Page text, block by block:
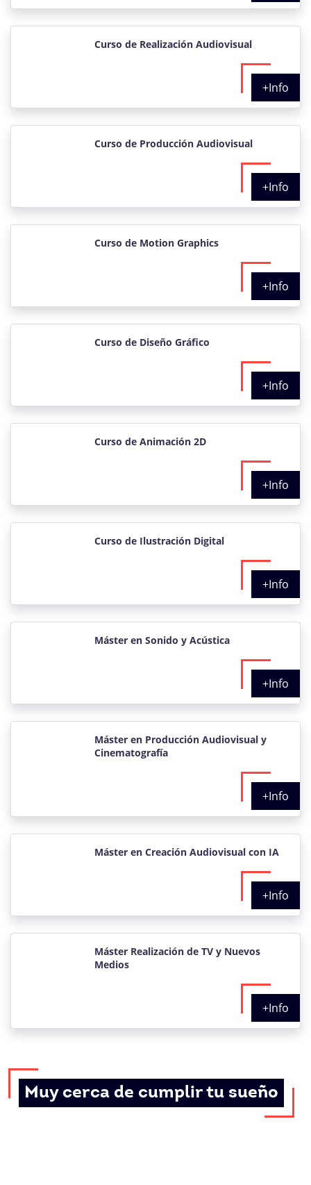
Curso de Realización Audiovisual
+Info
Curso de Producción Audiovisual
+Info
Curso de Motion Graphics
+Info
Curso de Diseño Gráfico
+Info
Curso de Animación 2D
+Info
Curso de Ilustración Digital
+Info
Máster en Sonido y Acústica
+Info
Máster en Producción Audiovisual y
Cinematografía
+Info
Máster en Creación Audiovisual con IA
+Info
Máster Realización de TV y Nuevos
Medios
+Info
Muy cerca de cumplir tu sueño